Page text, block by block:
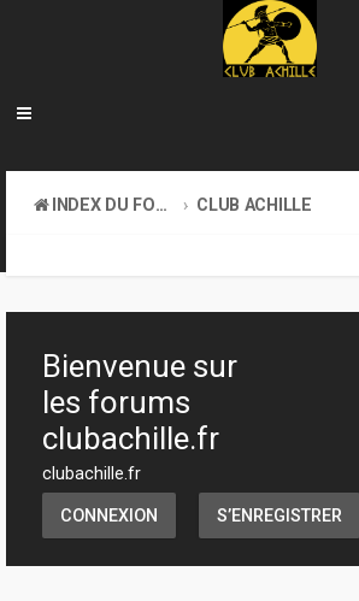
INDEX DU FORUM
CLUB ACHILLE
Bienvenue sur
les forums
clubachille.fr
clubachille.fr
CONNEXION S’ENREGISTRER